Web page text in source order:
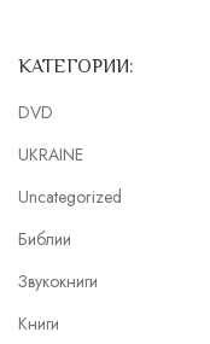
КАТЕГОРИИ:
DVD
UKRAINE
Uncategorized
Библии
Звукокниги
Книги